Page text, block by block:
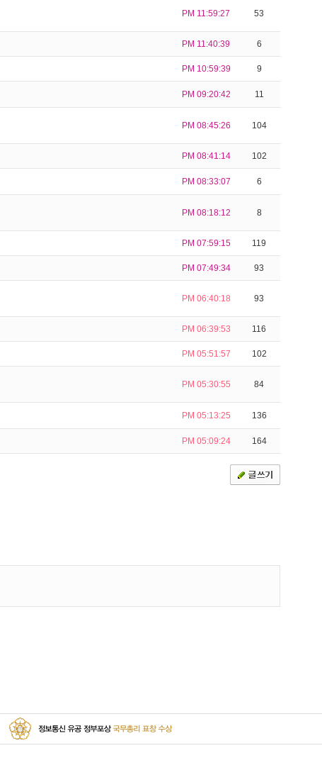
PM 11:59:27 53
PM 11:40:39 6
PM 10:59:39 9
PM 09:20:42 11
PM 08:45:26 104
PM 08:41:14 102
PM 08:33:07 6
PM 08:18:12 8
PM 07:59:15 119
PM 07:49:34 93
PM 06:40:18 93
PM 06:39:53 116
PM 05:51:57 102
PM 05:30:55 84
PM 05:13:25 136
PM 05:09:24 164